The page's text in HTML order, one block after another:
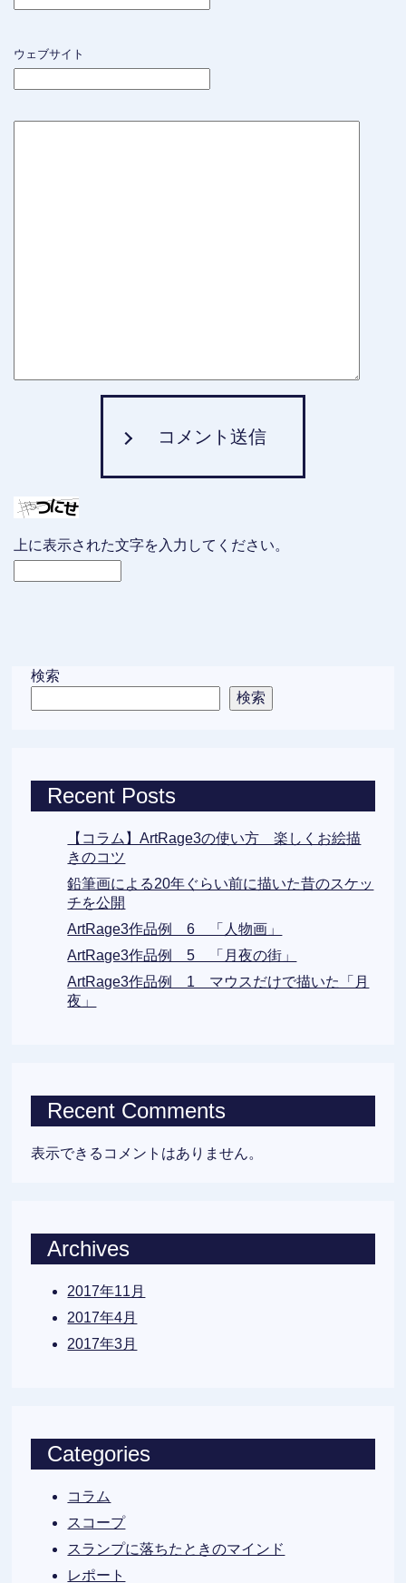
ウェブサイト
コメント送信
上に表示された文字を入力してください。
検索
検索
Recent Posts
【コラム】ArtRage3の使い方 楽しくお絵描
きのコツ
鉛筆画による20年ぐらい前に描いた昔のスケッ
チを公開
ArtRage3作品例 6 「人物画」
ArtRage3作品例 5 「月夜の街」
ArtRage3作品例 1 マウスだけで描いた「月
夜」
Recent Comments
表示できるコメントはありません。
Archives
2017年11月
2017年4月
2017年3月
Categories
コラム
スコープ
スランプに落ちたときのマインド
レポート